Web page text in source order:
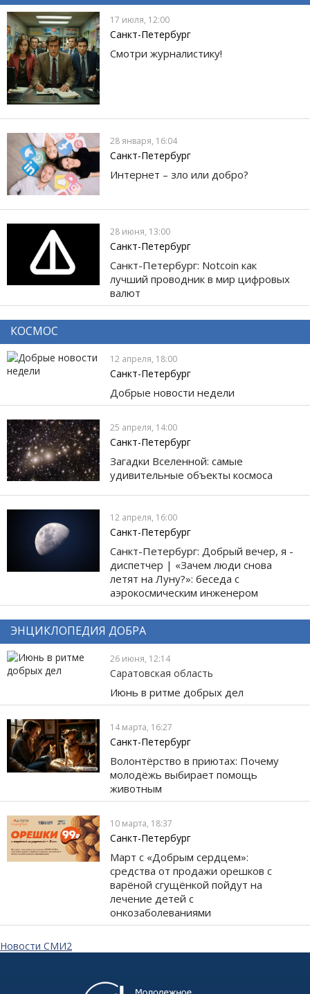
17 июля, 12:00
Санкт-Петербург
Смотри журналистику!
28 января, 16:04
Санкт-Петербург
Интернет – зло или добро?
28 июня, 13:00
Санкт-Петербург
Санкт-Петербург: Notcoin как
лучший проводник в мир цифровых
валют
КОСМОС
12 апреля, 18:00
Санкт-Петербург
Добрые новости недели
25 апреля, 14:00
Санкт-Петербург
Загадки Вселенной: самые
удивительные объекты космоса
12 апреля, 16:00
Санкт-Петербург
Санкт-Петербург: Добрый вечер, я -
диспетчер | «Зачем люди снова
летят на Луну?»: беседа с
аэрокосмическим инженером
ЭНЦИКЛОПЕДИЯ ДОБРА
26 июня, 12:14
Саратовская область
Июнь в ритме добрых дел
14 марта, 16:27
Санкт-Петербург
Волонтёрство в приютах: Почему
молодёжь выбирает помощь
животным
10 марта, 18:37
Санкт-Петербург
Март с «Добрым сердцем»:
средства от продажи орешков с
варёной сгущёнкой пойдут на
лечение детей с
онкозаболеваниями
Новости СМИ2